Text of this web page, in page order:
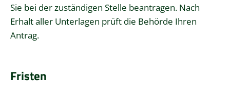
Sie bei der zuständigen Stelle beantragen. Nach
Erhalt aller Unterlagen prüft die Behörde Ihren
Antrag.
Fristen